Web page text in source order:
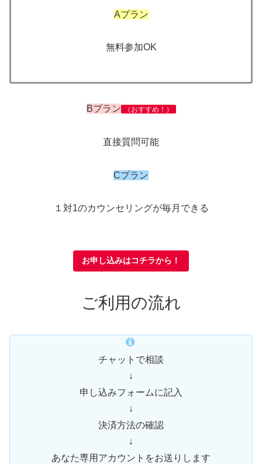
Aプラン
無料参加OK
Bプラン （おすすめ！）
直接質問可能
Cプラン
１対1のカウンセリングが毎月できる
お申し込みはコチラから！
ご利用の流れ
チャットで相談
↓
申し込みフォームに記入
↓
決済方法の確認
↓
あなた専用アカウントをお送りします